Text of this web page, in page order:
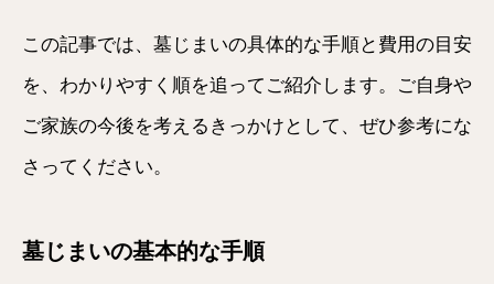
この記事では、墓じまいの具体的な手順と費用の目安
を、わかりやすく順を追ってご紹介します。ご自身や
ご家族の今後を考えるきっかけとして、ぜひ参考にな
さってください。
墓じまいの基本的な手順